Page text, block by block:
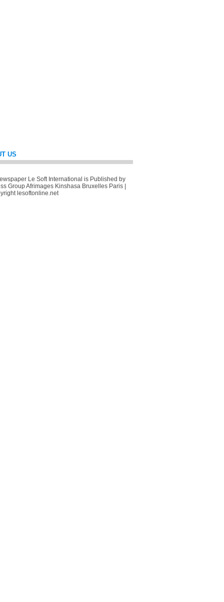
US
Le Soft International is Published by
Group Afrimages Kinshasa Bruxelles Paris |
lesoftonline.net